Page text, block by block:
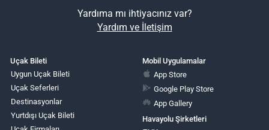
Yardıma mı ihtiyacınız var?
Yardım ve İletişim
Uçak Bileti
Uygun Uçak Bileti
Uçak Seferleri
Destinasyonlar
Yurtdışı Uçak Bileti
Mobil Uygulamalar
App Store
Google Play Store
App Gallery
Havayolu Şirketleri